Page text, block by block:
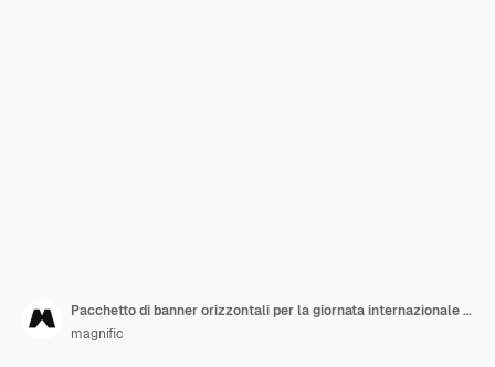
Pacchetto di banner orizzontali per la giornata internazionale degli infermieri piatti
magnific